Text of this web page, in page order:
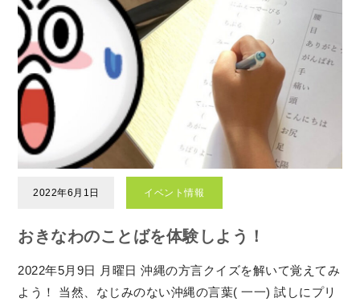
2022年6月1日 イベント情報
おきなわのことばを体験しよう！
2022年5月9日 月曜日 沖縄の方言クイズを解いて覚えてみ
よう！ 当然、なじみのない沖縄の言葉( 一一) 試しにプリ